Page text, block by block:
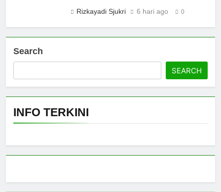
Rizkayadi Sjukri 6 hari ago 0
Search
SEARCH
INFO TERKINI